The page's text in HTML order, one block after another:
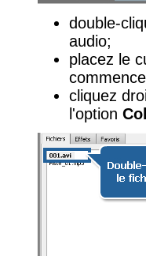
double-
audio;
placez le
cliquez
l'option